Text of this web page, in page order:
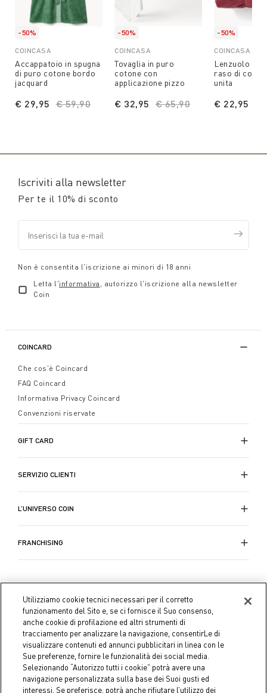
-50%
COINCASA
Accappatoio in spugna
di puro cotone bordo
jacquard
Price reduced from
€ 59,90
€ 29,95
-50%
COINCASA
Tovaglia in puro
cotone con
applicazione pizzo
Price reduced from
€ 65,90
€ 32,95
-50%
COINCASA
Lenzuolo
raso di
unita
€ 22,95
Iscriviti alla newsletter
Per te il 10% di sconto
Non è consentita l'iscrizione ai minori di 18 anni
Letta l'informativa , autorizzo l'iscrizione alla newsletter
Coin
COINCARD
Che cos'è Coincard
FAQ Coincard
Informativa Privacy Coincard
Convenzioni riservate
GIFT CARD
SERVIZIO CLIENTI
L’UNIVERSO COIN
FRANCHISING
Utilizziamo cookie tecnici necessari per il corretto
funzionamento del Sito e, se ci fornisce il Suo consenso,
anche cookie di profilazione ed altri strumenti di
tracciamento per analizzare la navigazione, consentirLe di
visualizzare contenuti ed annunci pubblicitari in linea con le
Sue preferenze, fornire le funzionalità dei social media.
Selezionando “Autorizzo tutti i cookie” potrà avere una
navigazione personalizzata sulla base dei Suoi gusti ed
interessi. Se preferisce, potrà anche rifiutare l’utilizzo dei